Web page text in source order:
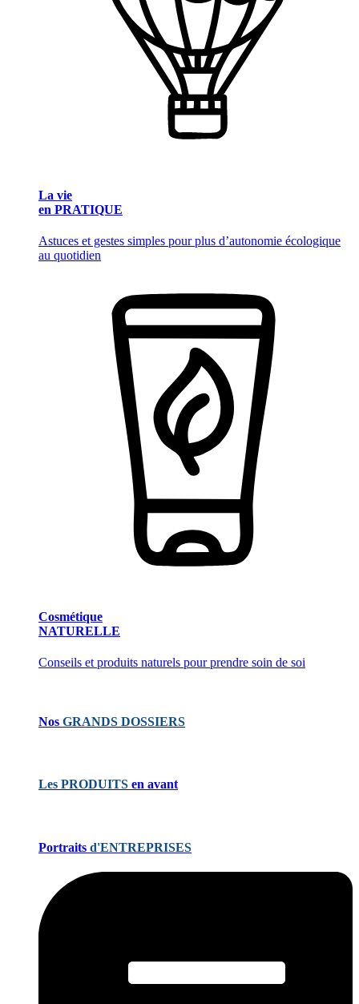
La vie
en PRATIQUE
Astuces et gestes simples pour plus d’autonomie écologique
au quotidien
Cosmétique
NATURELLE
Conseils et produits naturels pour prendre soin de soi
Nos GRANDS DOSSIERS
Les PRODUITS en avant
Portraits d'ENTREPRISES